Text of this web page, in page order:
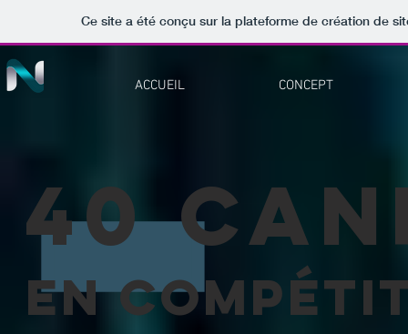
Ce site a été conçu sur la plateforme de création de
ACCUEIL CONCEPT
40
en